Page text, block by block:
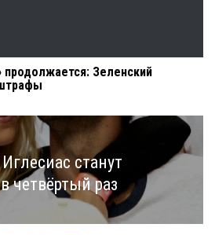
продолжается: Зеленский
станут
четвёртый раз